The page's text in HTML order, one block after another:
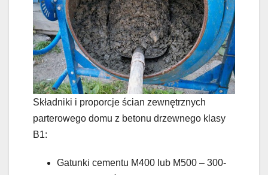
Składniki i proporcje ścian zewnętrznych
parterowego domu z betonu drzewnego klasy
B1:
Gatunki cementu M400 lub M500 – 300-